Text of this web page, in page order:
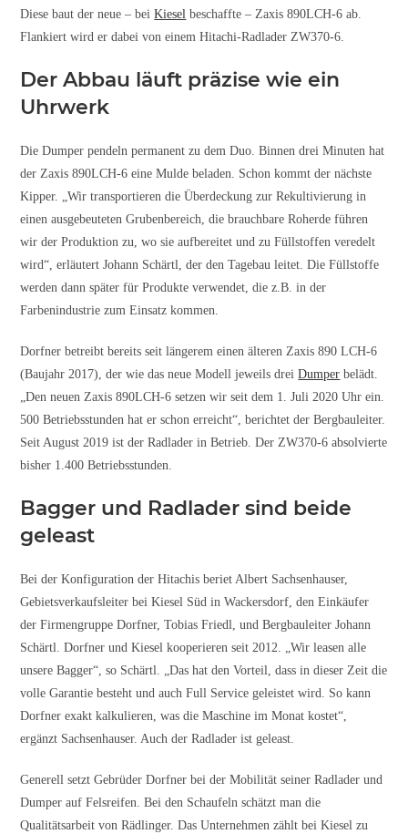
Diese baut der neue – beiKiesel beschaffte – Zaxis 890LCH-6 ab.
Flankiert wird er dabei von einem Hitachi-Radlader ZW370-6.
Der Abbau läuft präzise wie ein
Uhrwerk
Die Dumper pendeln permanent zu dem Duo. Binnen drei Minuten hat
der Zaxis 890LCH-6 eine Mulde beladen. Schon kommt der nächste
Kipper. „Wir transportieren die Überdeckung zur Rekultivierung in
einen ausgebeuteten Grubenbereich, die brauchbare Roherde führen
wir der Produktion zu, wo sie aufbereitet und zu Füllstoffen veredelt
wird“, erläutert Johann Schärtl, der den Tagebau leitet. Die Füllstoffe
werden dann später für Produkte verwendet, die z.B. in der
Farbenindustrie zum Einsatz kommen.
Dorfner betreibt bereits seit längerem einen älteren Zaxis 890 LCH-6
(Baujahr 2017), der wie das neue Modell jeweils dreiDumper belädt.
„Den neuen Zaxis 890LCH-6 setzen wir seit dem 1. Juli 2020 Uhr ein.
500 Betriebsstunden hat er schon erreicht“, berichtet der Bergbauleiter.
Seit August 2019 ist der Radlader in Betrieb. Der ZW370-6 absolvierte
bisher 1.400 Betriebsstunden.
Bagger und Radlader sind beide
geleast
Bei der Konfiguration der Hitachis beriet Albert Sachsenhauser,
Gebietsverkaufsleiter bei Kiesel Süd in Wackersdorf, den Einkäufer
der Firmengruppe Dorfner, Tobias Friedl, und Bergbauleiter Johann
Schärtl. Dorfner und Kiesel kooperieren seit 2012. „Wir leasen alle
unsere Bagger“, so Schärtl. „Das hat den Vorteil, dass in dieser Zeit die
volle Garantie besteht und auch Full Service geleistet wird. So kann
Dorfner exakt kalkulieren, was die Maschine im Monat kostet“,
ergänzt Sachsenhauser. Auch der Radlader ist geleast.
Generell setzt Gebrüder Dorfner bei der Mobilität seiner Radlader und
Dumper auf Felsreifen. Bei den Schaufeln schätzt man die
Qualitätsarbeit von Rädlinger. Das Unternehmen zählt bei Kiesel zu